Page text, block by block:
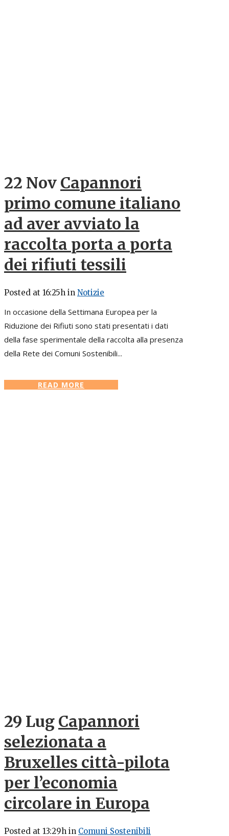
22 Nov Capannori
primo comune italiano
ad aver avviato la
raccolta porta a porta
dei rifiuti tessili
Posted at 16:25h in Notizie
In occasione della Settimana Europea per la
Riduzione dei Rifiuti sono stati presentati i dati
della fase sperimentale della raccolta alla presenza
della Rete dei Comuni Sostenibili...
READ MORE
29 Lug Capannori
selezionata a
Bruxelles città-pilota
per l’economia
circolare in Europa
Posted at 13:29h in Comuni Sostenibili